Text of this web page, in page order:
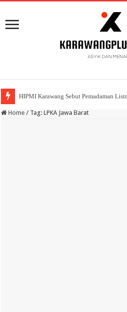
HIPMI Karawang Sebut Pemadaman
Home / Tag:LPKA Jawa Barat